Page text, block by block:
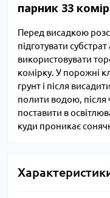
парник 33
Перед висадкою
підготувати
використовувати
комірку. У порожні
грунт і після
полити водою, після
поставити в
куди проникає